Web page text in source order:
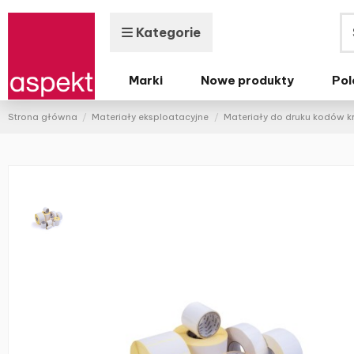
Kategorie
Marki Nowe produkty
Strona główna Materiały eksploatacyjne Materiały do druku kodów